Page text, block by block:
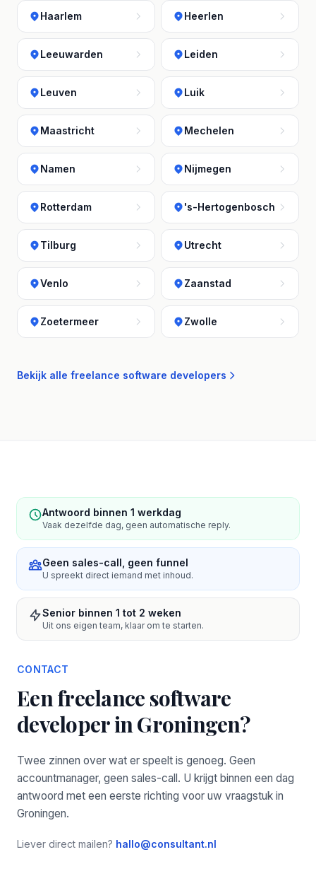
Haarlem Heerlen
Leeuwarden Leiden
Leuven Luik
Maastricht Mechelen
Namen Nijmegen
Rotterdam 's-Hertogenbosch
Tilburg Utrecht
Venlo Zaanstad
Zoetermeer Zwolle
Bekijk alle freelance software developers
Antwoord binnen 1 werkdag
Vaak dezelfde dag, geen automatische reply.
Geen sales-call, geen funnel
U spreekt direct iemand met inhoud.
Senior binnen 1 tot 2 weken
Uit ons eigen team, klaar om te starten.
CONTACT
Een freelance software
developer in Groningen?
Twee zinnen over wat er speelt is genoeg. Geen
accountmanager, geen sales-call. U krijgt binnen een dag
antwoord met een eerste richting voor uw vraagstuk in
Groningen.
Liever direct mailen? hallo@consultant.nl